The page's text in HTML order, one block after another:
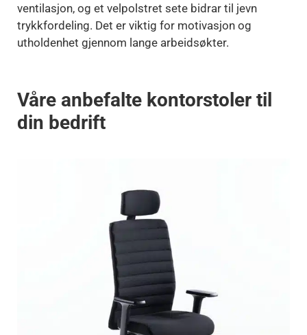
ventilasjon, og et velpolstret sete bidrar til jevn
trykkfordeling. Det er viktig for motivasjon og
utholdenhet gjennom lange arbeidsøkter.
Våre anbefalte kontorstoler til
din bedrift